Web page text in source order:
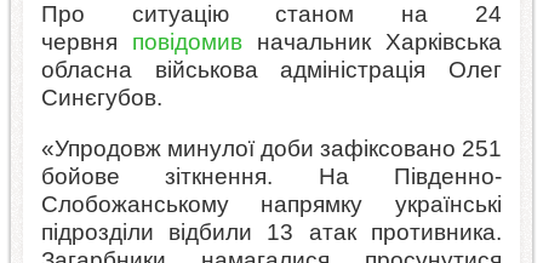
Про ситуацію станом на 24
червня повідомивначальник Харківська
обласна військова адміністрація Олег
Синєгубов.
«Упродовж минулої доби зафіксовано 251
бойове зіткнення. На Південно-
Слобожанському напрямку українські
підрозділи відбили 13 атак противника.